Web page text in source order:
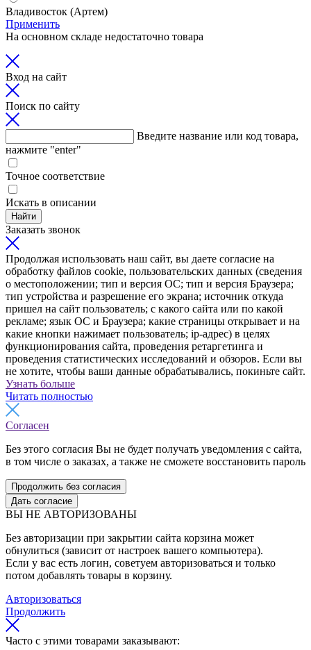
Владивосток (Артем)
Применить
На основном складе недостаточно товара
Вход на сайт
Поиск по сайту
Введите название или код товара,
нажмите "enter"
Точное соответствие
Искать в описании
Найти
Заказать звонок
Продолжая использовать наш сайт, вы даете согласие на
обработку файлов cookie, пользовательских данных (сведения
о местоположении; тип и версия ОС; тип и версия Браузера;
тип устройства и разрешение его экрана; источник откуда
пришел на сайт пользователь; с какого сайта или по какой
рекламе; язык ОС и Браузера; какие страницы открывает и на
какие кнопки нажимает пользователь; ip-адрес) в целях
функционирования сайта, проведения ретаргетинга и
проведения статистических исследований и обзоров. Если вы
не хотите, чтобы ваши данные обрабатывались, покиньте сайт.
Узнать больше
Читать полностью
Согласен
Без этого согласия Вы не будет получать уведомления с сайта,
в том числе о заказах, а также не сможете восстановить пароль
Продолжить без согласия
Дать согласие
ВЫ НЕ АВТОРИЗОВАНЫ
Без авторизации при закрытии сайта корзина может
обнулиться (зависит от настроек вашего компьютера).
Если у вас есть логин, советуем авторизоваться и только
потом добавлять товары в корзину.
Авторизоваться
Продолжить
Часто с этими товарами заказывают: